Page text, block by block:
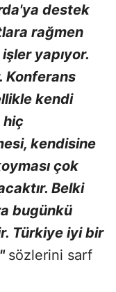
destek
rağmen
yapıyor.
Konferans
kendi
hiç
kendisine
çok
Belki
bugünkü
Türkiye iyi bir
sözlerini sarf